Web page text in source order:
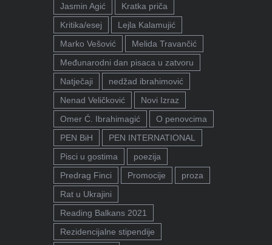
Jasmin Agić
Kratka priča
Kritika/esej
Lejla Kalamujić
Marko Vešović
Melida Travančić
Međunarodni dan pisaca u zatvoru
Natječaji
nedžad ibrahimović
Nenad Veličković
Novi Izraz
Omer Ć. Ibrahimagić
O penovcima
PEN BiH
PEN INTERNATIONAL
Pisci u gostima
poezija
Predrag Finci
Promocije
proza
Rat u Ukrajini
Reading Balkans 2021
Rezidencijalne stipendije